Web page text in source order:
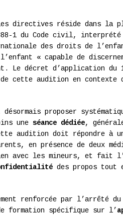
directives réside dans la
1 du Code civil,
des droits de
« capable de
Le décret d’application du
cette audition en contexte
proposer
une séance dédiée,
audition doit répondre à
en présence de deux
avec les mineurs, et fait
des propos tout
renforcée par l’arrêté du
formation spécifique sur l’